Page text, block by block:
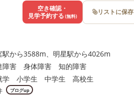
駅から3588m、明星駅から4026m
障害 身体障害 知的障害
学 小学生 中学生 高校生
ブログup
空き確認・
見学予約する (無料) リストに保存